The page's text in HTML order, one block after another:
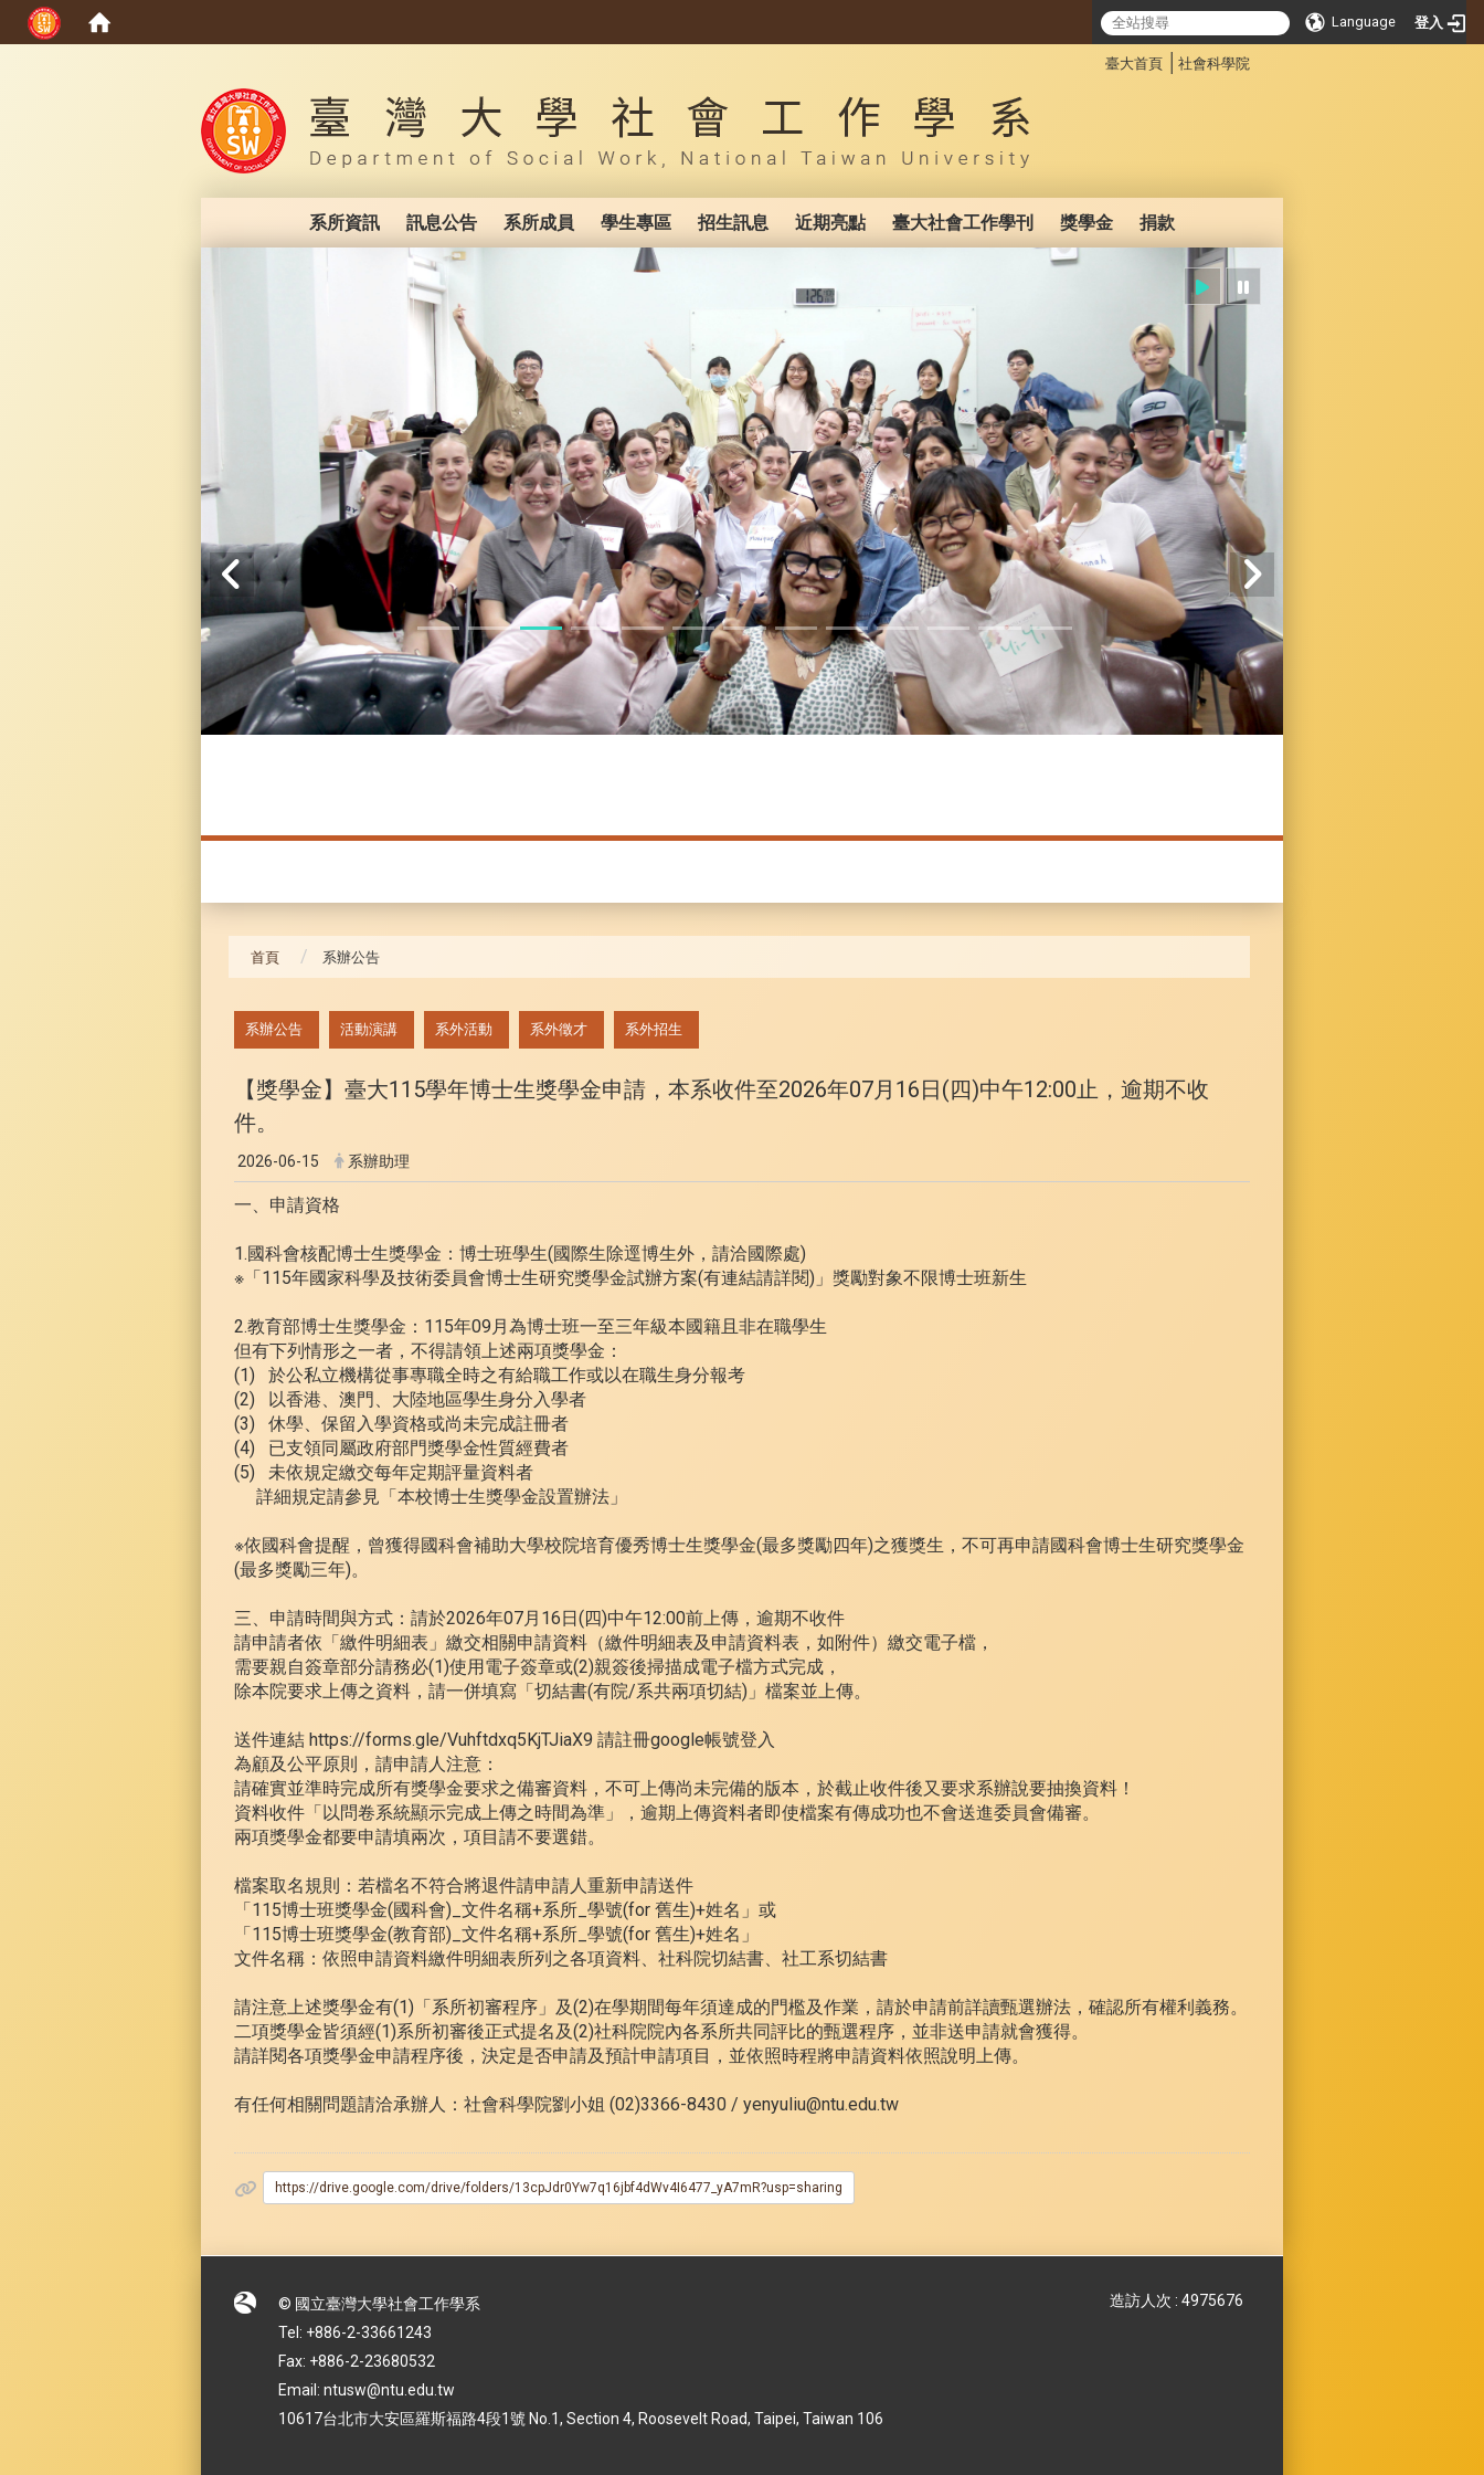
Language 登入
臺大首頁 社會科學院
系所資訊 訊息公告 系所成員 學生專區 招生訊息 近期亮點 臺大社會工作學刊 獎學金 捐款
首頁 系辦公告
系辦公告 活動演講 系外活動 系外徵才 系外招生
【獎學金】臺大115學年博士生獎學金申請，本系收件至2026年07月16日(四)中午12:00止，逾期不收
件。
2026-06-15 系辦助理
一、申請資格
1.國科會核配博士生獎學金：博士班學生(國際生除逕博生外，請洽國際處)
※「115年國家科學及技術委員會博士生研究獎學金試辦方案(有連結請詳閱)」獎勵對象不限博士班新生
2.教育部博士生獎學金：115年09月為博士班一至三年級本國籍且非在職學生
但有下列情形之一者，不得請領上述兩項獎學金：
(1) 於公私立機構從事專職全時之有給職工作或以在職生身分報考
(2) 以香港、澳門、大陸地區學生身分入學者
(3) 休學、保留入學資格或尚未完成註冊者
(4) 已支領同屬政府部門獎學金性質經費者
(5) 未依規定繳交每年定期評量資料者
詳細規定請參見「本校博士生獎學金設置辦法」
※依國科會提醒，曾獲得國科會補助大學校院培育優秀博士生獎學金(最多獎勵四年)之獲獎生，不可再申請國科會博士生研究獎學金
(最多獎勵三年)。
三、申請時間與方式：請於2026年07月16日(四)中午12:00前上傳，逾期不收件
請申請者依「繳件明細表」繳交相關申請資料（繳件明細表及申請資料表，如附件）繳交電子檔，
需要親自簽章部分請務必(1)使用電子簽章或(2)親簽後掃描成電子檔方式完成，
除本院要求上傳之資料，請一併填寫「切結書(有院/系共兩項切結)」檔案並上傳。
送件連結 https://forms.gle/Vuhftdxq5KjTJiaX9 請註冊google帳號登入
為顧及公平原則，請申請人注意：
請確實並準時完成所有獎學金要求之備審資料，不可上傳尚未完備的版本，於截止收件後又要求系辦說要抽換資料！
資料收件「以問卷系統顯示完成上傳之時間為準」，逾期上傳資料者即使檔案有傳成功也不會送進委員會備審。
兩項獎學金都要申請填兩次，項目請不要選錯。
檔案取名規則：若檔名不符合將退件請申請人重新申請送件
「115博士班獎學金(國科會)_文件名稱+系所_學號(for 舊生)+姓名」或
「115博士班獎學金(教育部)_文件名稱+系所_學號(for 舊生)+姓名」
文件名稱：依照申請資料繳件明細表所列之各項資料、社科院切結書、社工系切結書
請注意上述獎學金有(1)「系所初審程序」及(2)在學期間每年須達成的門檻及作業，請於申請前詳讀甄選辦法，確認所有權利義務。
二項獎學金皆須經(1)系所初審後正式提名及(2)社科院院內各系所共同評比的甄選程序，並非送申請就會獲得。
請詳閱各項獎學金申請程序後，決定是否申請及預計申請項目，並依照時程將申請資料依照說明上傳。
有任何相關問題請洽承辦人：社會科學院劉小姐 (02)3366-8430 / yenyuliu@ntu.edu.tw
https://drive.google.com/drive/folders/13cpJdr0Yw7q16jbf4dWv4I6477_yA7mR?usp=sharing
© 國立臺灣大學社會工作學系
Tel: +886-2-33661243
Fax: +886-2-23680532
Email: ntusw@ntu.edu.tw
10617台北市大安區羅斯福路4段1號 No.1, Section 4, Roosevelt Road, Taipei, Taiwan 106
造訪人次 : 4975676